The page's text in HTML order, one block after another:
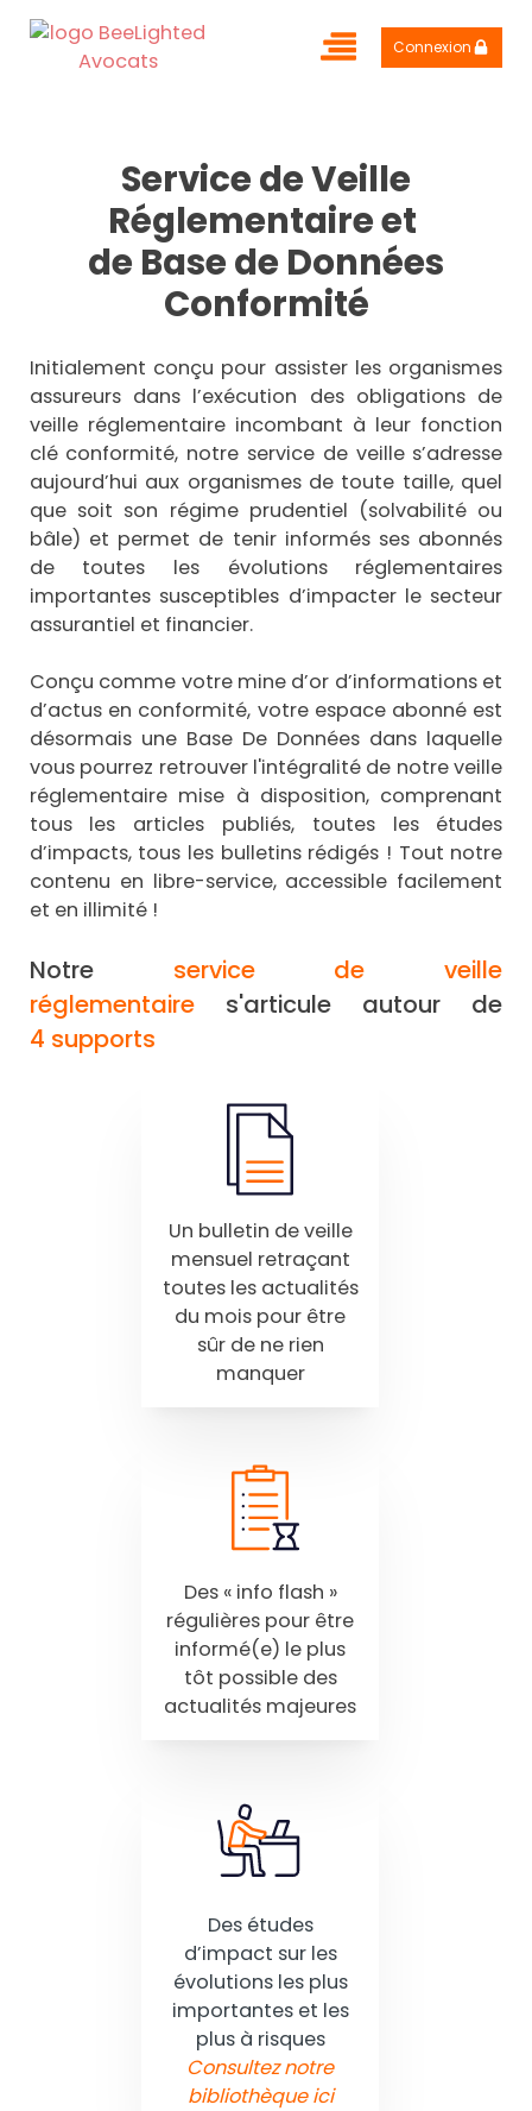
Connexion
Service de Veille
Réglementaire et
de Base de Données
Conformité
Initialement conçu pour assister les organismes
assureurs dans l’exécution des obligations de
veille réglementaire incombant à leur fonction
clé conformité, notre service de veille s’adresse
aujourd’hui aux organismes de toute taille, quel
que soit son régime prudentiel (solvabilité ou
bâle) et permet de tenir informés ses abonnés
de toutes les évolutions réglementaires
importantes susceptibles d’impacter le secteur
assurantiel et financier.
Conçu comme votre mine d’or d’informations et
d’actus en conformité, votre espace abonné est
désormais une Base De Données dans laquelle
vous pourrez retrouver l'intégralité de notre veille
réglementaire mise à disposition, comprenant
tous les articles publiés, toutes les études
d’impacts, tous les bulletins rédigés ! Tout notre
contenu en libre-service, accessible facilement
et en illimité !
Notre service de veille
réglementaires'articule autour de
4 supports
Un bulletin de veille
mensuel retraçant
toutes les actualités
du mois pour être
sûr de ne rien
manquer
Des « info flash »
régulières pour être
informé(e) le plus
tôt possible des
actualités majeures
Des études
d’impact sur les
évolutions les plus
importantes et les
plus à risques
Consultez notre
bibliothèque ici